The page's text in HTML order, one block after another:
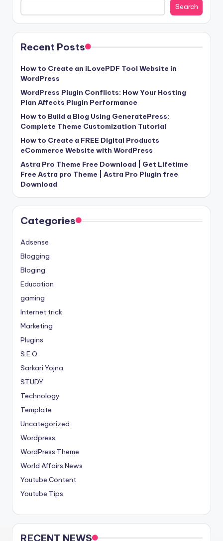
Search
Recent Posts
How to Create an iLovePDF Tool Website in
WordPress
WordPress Plugin Conflicts: How Your Hosting
Plan Affects Plugin Performance
How to Build a Blog Using GeneratePress:
Complete Theme Customization Tutorial
How to Create a FREE Digital Products
eCommerce Website with WordPress
Astra Pro Theme Free Download | Get Lifetime
Free Astra pro Theme | Astra Pro Plugin free
Download
Categories
Adsense
Blogging
Bloging
Education
gaming
Internet trick
Marketing
Plugins
S.E.O
Sarkari Yojna
STUDY
Technology
Template
Uncategorized
Wordpress
WordPress Theme
World Affairs News
Youtube Content
Youtube Tips
RECENT NEWS